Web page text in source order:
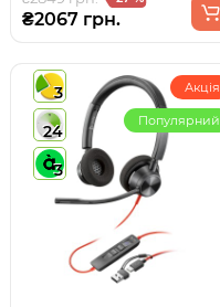
₴2067 грн.
3
24
3
Акція
Популярний